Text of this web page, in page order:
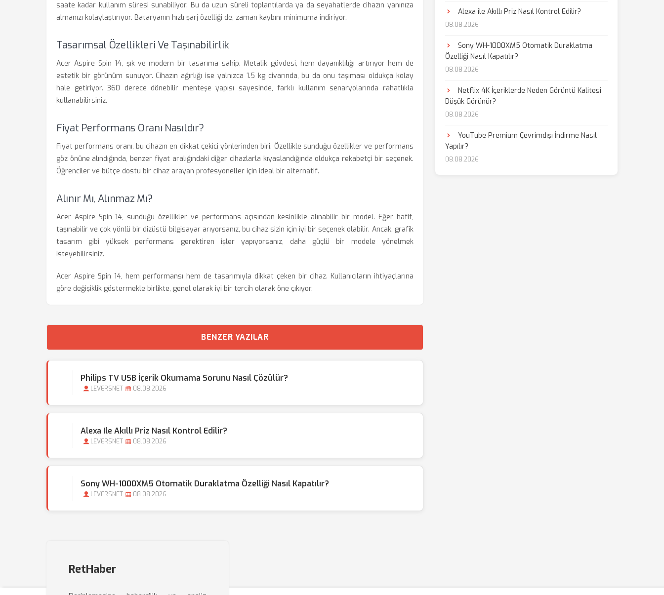
saate kadar kullanım süresi sunabiliyor. Bu da uzun süreli toplantılarda ya da seyahatlerde cihazın yanınıza
almanızı kolaylaştırıyor. Bataryanın hızlı şarj özelliği de, zaman kaybını minimuma indiriyor.
Tasarımsal Özellikleri Ve Taşınabilirlik
Acer Aspire Spin 14, şık ve modern bir tasarıma sahip. Metalik gövdesi, hem dayanıklılığı artırıyor hem de
estetik bir görünüm sunuyor. Cihazın ağırlığı ise yalnızca 1.5 kg civarında, bu da onu taşıması oldukça kolay
hale getiriyor. 360 derece dönebilir menteşe yapısı sayesinde, farklı kullanım senaryolarında rahatlıkla
kullanabilirsiniz.
Fiyat Performans Oranı Nasıldır?
Fiyat performans oranı, bu cihazın en dikkat çekici yönlerinden biri. Özellikle sunduğu özellikler ve performans
göz önüne alındığında, benzer fiyat aralığındaki diğer cihazlarla kıyaslandığında oldukça rekabetçi bir seçenek.
Öğrenciler ve bütçe dostu bir cihaz arayan profesyoneller için ideal bir alternatif.
Alınır Mı, Alınmaz Mı?
Acer Aspire Spin 14, sunduğu özellikler ve performans açısından kesinlikle alınabilir bir model. Eğer hafif,
taşınabilir ve çok yönlü bir dizüstü bilgisayar arıyorsanız, bu cihaz sizin için iyi bir seçenek olabilir. Ancak, grafik
tasarım gibi yüksek performans gerektiren işler yapıyorsanız, daha güçlü bir modele yönelmek
isteyebilirsiniz.
Acer Aspire Spin 14, hem performansı hem de tasarımıyla dikkat çeken bir cihaz. Kullanıcıların ihtiyaçlarına
göre değişiklik göstermekle birlikte, genel olarak iyi bir tercih olarak öne çıkıyor.
BENZER YAZILAR
Philips TV USB İçerik Okumama Sorunu Nasıl Çözülür?
LEVERSNET 08.08.2026
Alexa Ile Akıllı Priz Nasıl Kontrol Edilir?
LEVERSNET 08.08.2026
Sony WH-1000XM5 Otomatik Duraklatma Özelliği Nasıl Kapatılır?
LEVERSNET 08.08.2026
Alexa ile Akıllı Priz Nasıl Kontrol Edilir?
08.08.2026
Sony WH-1000XM5 Otomatik Duraklatma
Özelliği Nasıl Kapatılır?
08.08.2026
Netflix 4K İçeriklerde Neden Görüntü Kalitesi
Düşük Görünür?
08.08.2026
YouTube Premium Çevrimdışı İndirme Nasıl
Yapılır?
08.08.2026
RetHaber